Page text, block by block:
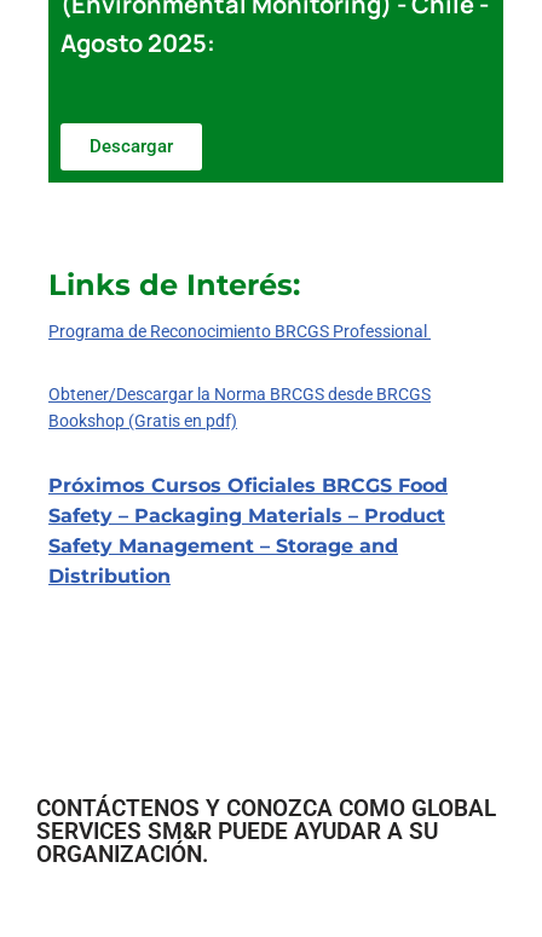
Agosto 2025:
Descargar
Links de Interés:
Programa de Reconocimiento BRCGS Professional
Obtener/Descargar la Norma BRCGS desde BRCGS
Bookshop (Gratis en pdf)
Próximos Cursos Oficiales BRCGS Food
Safety – Packaging Materials – Product
Safety Management – Storage and
Distribution
CONTÁCTENOS Y CONOZCA COMO GLOBAL
SERVICES SM&R PUEDE AYUDAR A SU
ORGANIZACIÓN.